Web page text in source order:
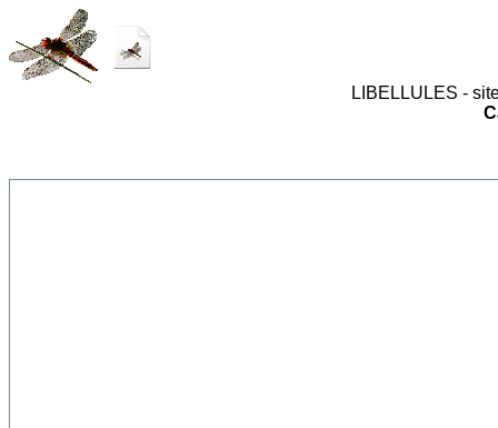
LIBELLULES -